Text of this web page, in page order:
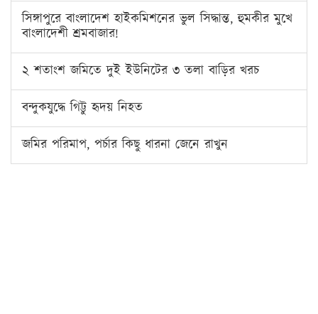
সিঙ্গাপুরে বাংলাদেশ হাইকমিশনের ভুল সিদ্ধান্ত, হুমকীর মুখে
বাংলাদেশী শ্রমবাজার!
২ শতাংশ জমিতে দুই ইউনিটের ৩ তলা বাড়ির খরচ
বন্দুকযুদ্ধে গিট্টু হৃদয় নিহত
জমির পরিমাপ, পর্চার কিছু ধারনা জেনে রাখুন